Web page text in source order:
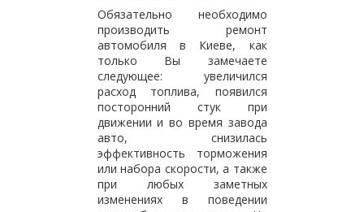
Обязательно необходимо
производить ремонт
автомобиля в Киеве, как
только Вы замечаете
следующее: увеличился
расход топлива, появился
посторонний стук при
движении и во время завода
авто, снизилась
эффективность торможения
или набора скорости, а также
при любых заметных
изменениях в поведении